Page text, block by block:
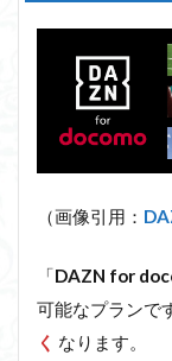
（画像引用：
「DAZN for
可能なプランで
く なります。